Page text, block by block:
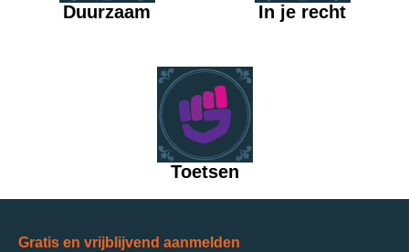
Duurzaam In je recht
Toetsen
Gratis en vrijblijvend aanmelden